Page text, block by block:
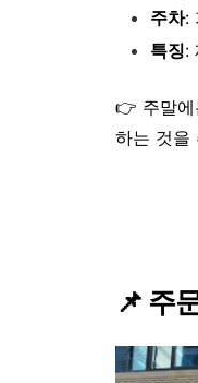
주차:
특징:
👉 주말에
하는 것을
📌 주